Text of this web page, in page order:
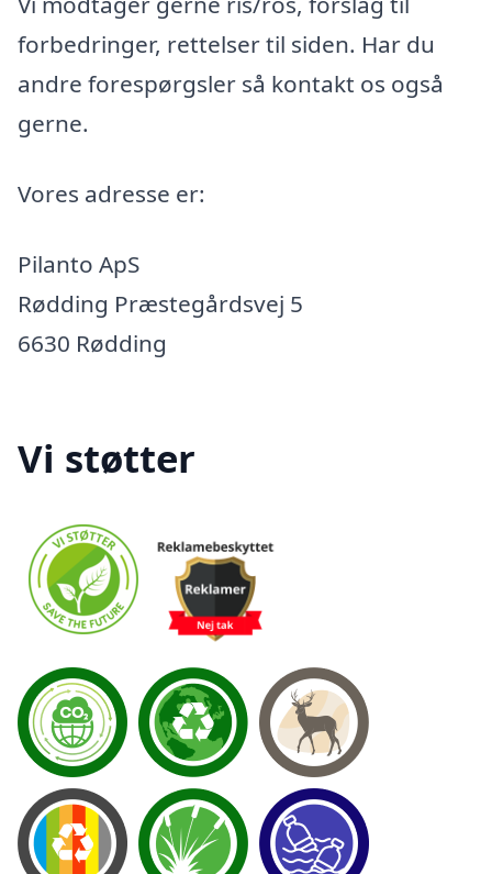
forbedringer, rettelser til siden. Har du
andre forespørgsler så kontakt os også
gerne.
Vores adresse er:
Pilanto ApS
Rødding Præstegårdsvej 5
6630 Rødding
Vi støtter